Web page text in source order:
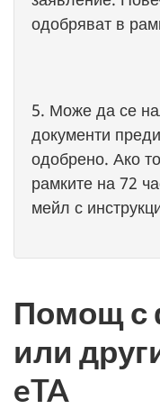
одобряват в
5. Може да се
документи
одобрено. Ако
рамките на 72
мейл с
Помощ с
или
eTA